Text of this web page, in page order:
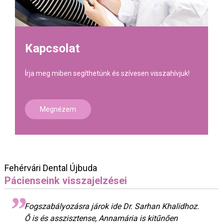
Kapcsolat
Írja meg miben segíthetünk és szívesen visszahívjuk!
Megnézem
Fehérvári Dental Újbuda
Pácienseink visszajelzései
Fogszabályozásra járok ide Dr. Sarhan Khalidhoz.
Ő is és asszisztense, Annamária is kitűnően